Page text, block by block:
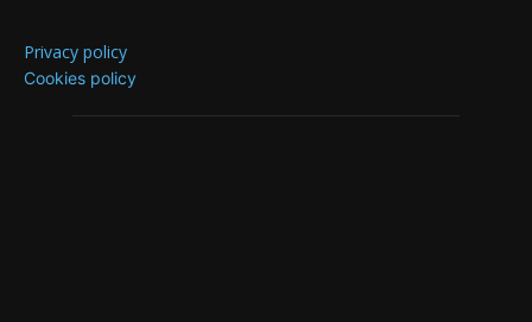
Privacy policy
Cookies policy